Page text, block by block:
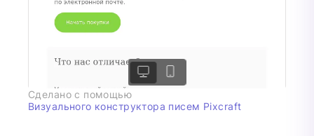
Сделано с помощью
Визуального конструктора писем Pixcraft